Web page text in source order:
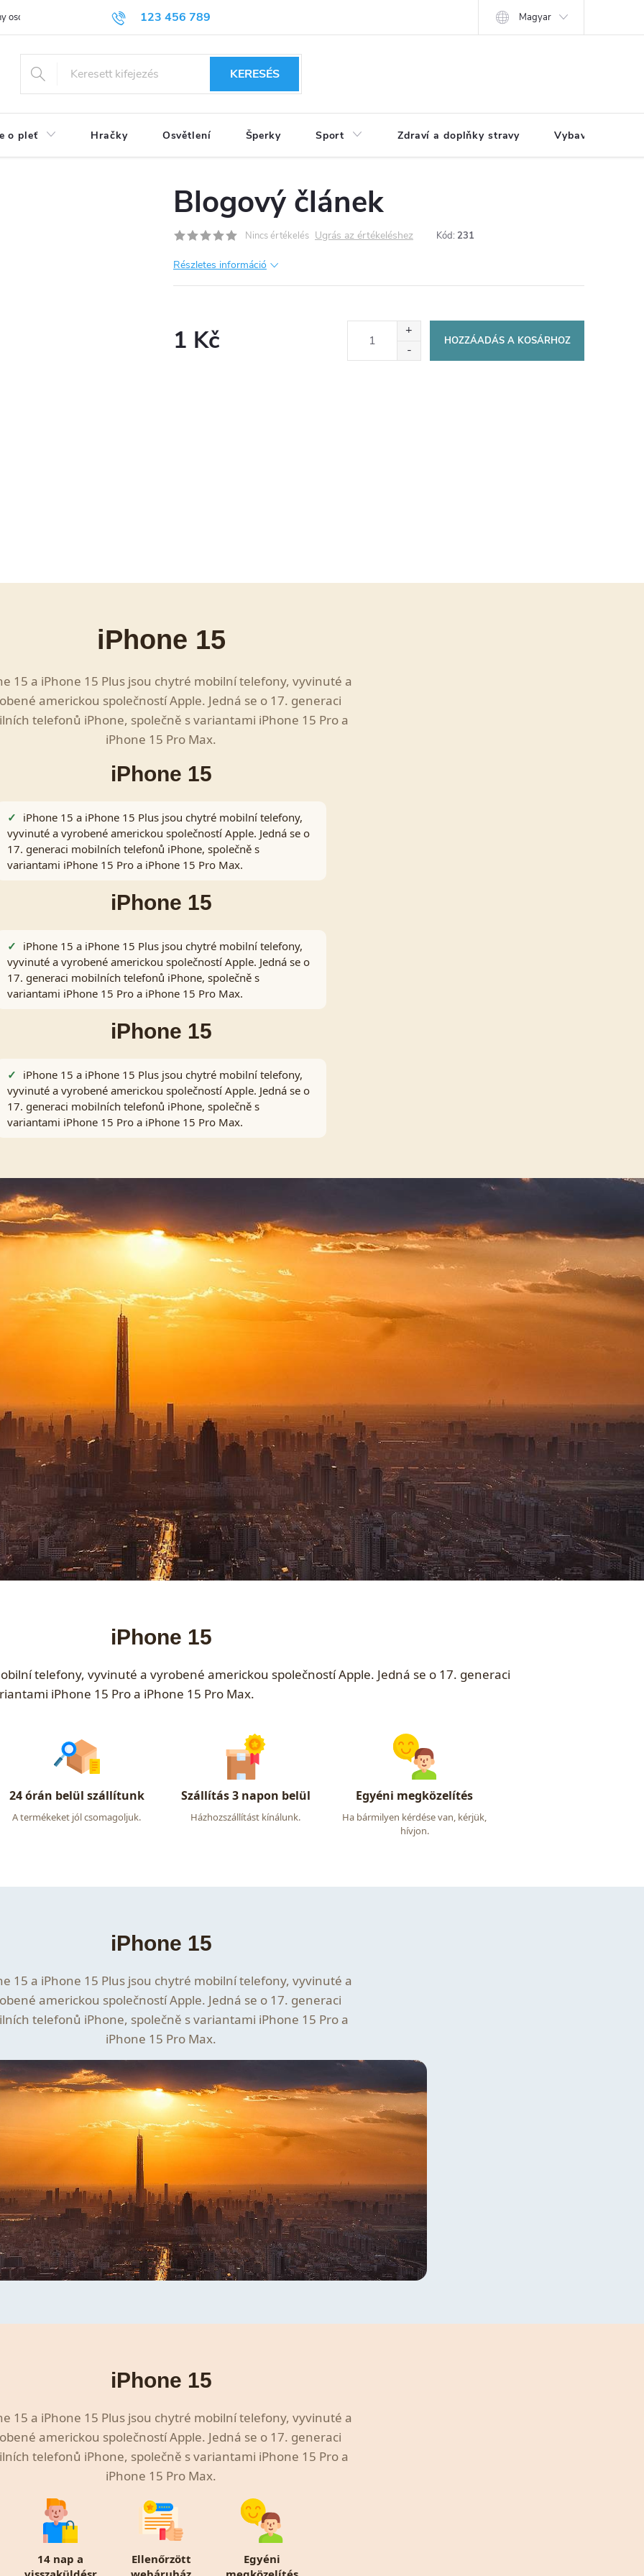
123 456 789
osobních údajů Magyar
KERESÉS
o pleť Hračky Osvětlení Šperky Sport Zdraví a doplňky stravy Vybavení pro
Blogový článek
Nincs értékelés Ugrás az értékeléshez Kód: 231
Részletes információ
1 Kč HOZZÁADÁS A KOSÁRHOZ
iPhone 15
15 a iPhone 15 Plus jsou chytré mobilní telefony, vyvinuté a
americkou společností Apple. Jedná se o 17. generaci
telefonů iPhone, společně s variantami iPhone 15 Pro a
iPhone 15 Pro Max.
iPhone 15
iPhone 15 a iPhone 15 Plus jsou chytré mobilní telefony,
vyvinuté a vyrobené americkou společností Apple. Jedná se o
17. generaci mobilních telefonů iPhone, společně s
variantami iPhone 15 Pro a iPhone 15 Pro Max.
iPhone 15
iPhone 15 a iPhone 15 Plus jsou chytré mobilní telefony,
vyvinuté a vyrobené americkou společností Apple. Jedná se o
17. generaci mobilních telefonů iPhone, společně s
variantami iPhone 15 Pro a iPhone 15 Pro Max.
iPhone 15
iPhone 15 a iPhone 15 Plus jsou chytré mobilní telefony,
vyvinuté a vyrobené americkou společností Apple. Jedná se o
17. generaci mobilních telefonů iPhone, společně s
variantami iPhone 15 Pro a iPhone 15 Pro Max.
iPhone 15
telefony, vyvinuté a vyrobené americkou společností Apple. Jedná se o 17. generaci
iPhone 15 Pro a iPhone 15 Pro Max.
24 órán belül szállítunk
A termékeket jól csomagoljuk.
Szállítás 3 napon belül
Házhozszállítást kínálunk.
Egyéni megközelítés
Ha bármilyen kérdése van, kérjük,
hívjon.
iPhone 15
15 a iPhone 15 Plus jsou chytré mobilní telefony, vyvinuté a
americkou společností Apple. Jedná se o 17. generaci
telefonů iPhone, společně s variantami iPhone 15 Pro a
iPhone 15 Pro Max.
iPhone 15
15 a iPhone 15 Plus jsou chytré mobilní telefony, vyvinuté a
americkou společností Apple. Jedná se o 17. generaci
telefonů iPhone, společně s variantami iPhone 15 Pro a
iPhone 15 Pro Max.
14 nap a
Ellenőrzött
Egyéni